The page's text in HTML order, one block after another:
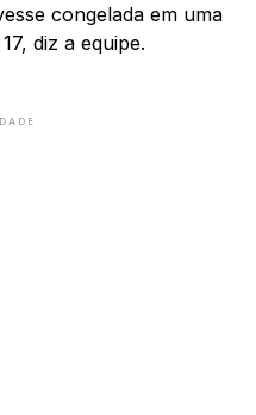
congelada em uma
diz a equipe.